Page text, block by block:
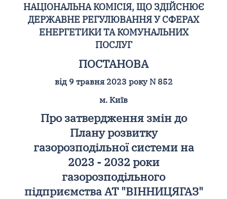
НАЦІОНАЛЬНА КОМІСІЯ, ЩО ЗДІЙСНЮЄ
ДЕРЖАВНЕ РЕГУЛЮВАННЯ У СФЕРАХ
ЕНЕРГЕТИКИ ТА КОМУНАЛЬНИХ
ПОСЛУГ
ПОСТАНОВА
від 9 травня 2023 року N 852
м. Київ
Про затвердження змін до
Плану розвитку
газорозподільної системи на
2023 - 2032 роки
газорозподільного
підприємства АТ "ВІННИЦЯГАЗ"